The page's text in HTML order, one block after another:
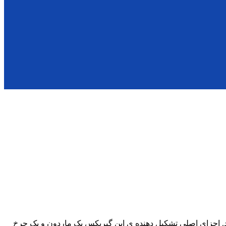
شمار می رود. این گیربکس در بازار با نام گیربکس ۹۰ درجه نیز شناخته می شود. اجزای اصلی تشکیل دهنده ی این گیربکس یک ماردون و یک چرخ